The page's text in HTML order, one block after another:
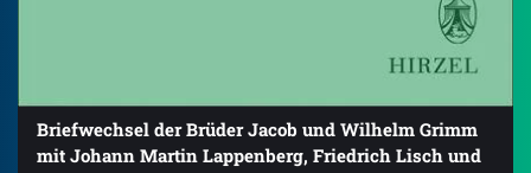
Briefwechsel der Brüder Jacob und Wilhelm Grimm
mit Johann Martin Lappenberg, Friedrich Lisch und